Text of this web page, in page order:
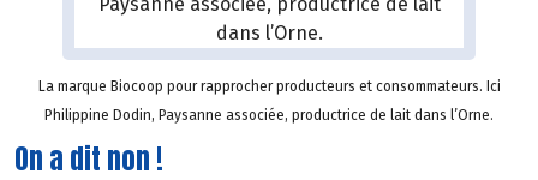
La marque Biocoop pour rapprocher producteurs et consommateurs. Ici
Philippine Dodin, Paysanne associée, productrice de lait dans l’Orne.
On a dit non !